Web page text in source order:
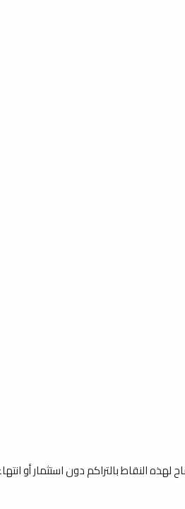
بالتراكم دون استثمار أو